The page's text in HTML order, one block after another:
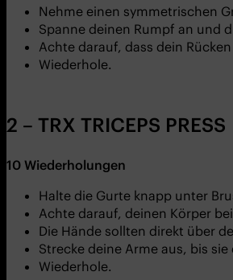
Nehme einen symmetrischen
Spanne deinen Rumpf an und
Achte darauf, dass dein
Wiederhole.
2 – TRX TRICEPS PRESS
10 Wiederholungen
Halte die Gurte knapp unter
Achte darauf, deinen Körper
Die Hände sollten direkt über
Strecke deine Arme aus, bis
Wiederhole.